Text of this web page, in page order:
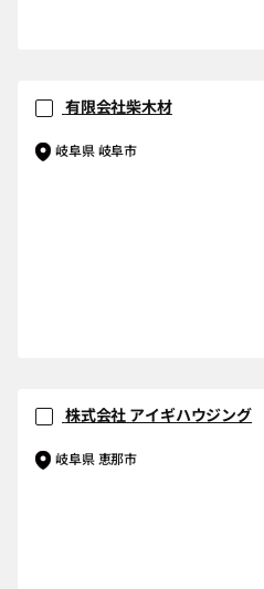
有限会社柴木材
岐阜県 岐阜市
株式会社 アイギハウジング
岐阜県 恵那市